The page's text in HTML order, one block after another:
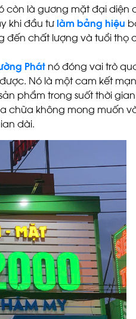
còn là gương mặt đại diện
khi đầu tưlàm bảng hiệu
đến chất lượng và tuổi thọ
Phátnó đóng vai trò
Nó là một cam kết
phẩm trong suốt thời
chữa không mong muốn
dài.